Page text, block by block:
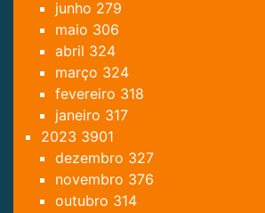
junho 279
maio 306
abril 324
março 324
fevereiro 318
janeiro 317
2023 3901
dezembro 327
novembro 376
outubro 314